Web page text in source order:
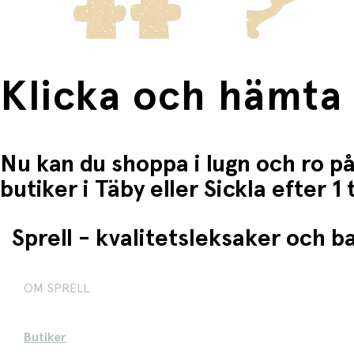
Klicka och hämta
Nu kan du shoppa i lugn och ro
butiker i Täby eller Sickla efter
Sprell - kvalitetsleksaker och
OM SPRELL
Butiker